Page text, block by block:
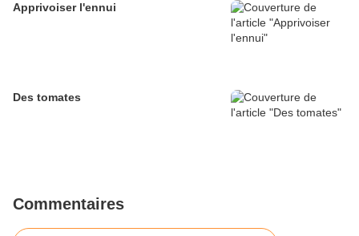
Apprivoiser l'ennui
Des tomates
Commentaires